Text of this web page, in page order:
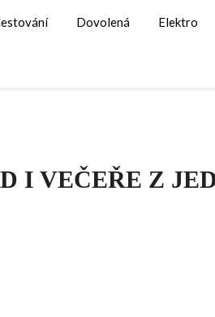
Dovolená Elektro
I VEČEŘE Z